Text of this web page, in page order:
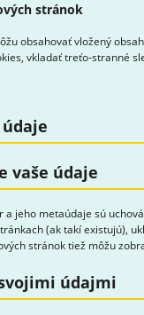
stránok
obsahovať vložený
vkladať treťo-stranné
vaše údaje
jeho metaúdaje sú
(ak takí existujú),
stránok tiež môžu
údajmi